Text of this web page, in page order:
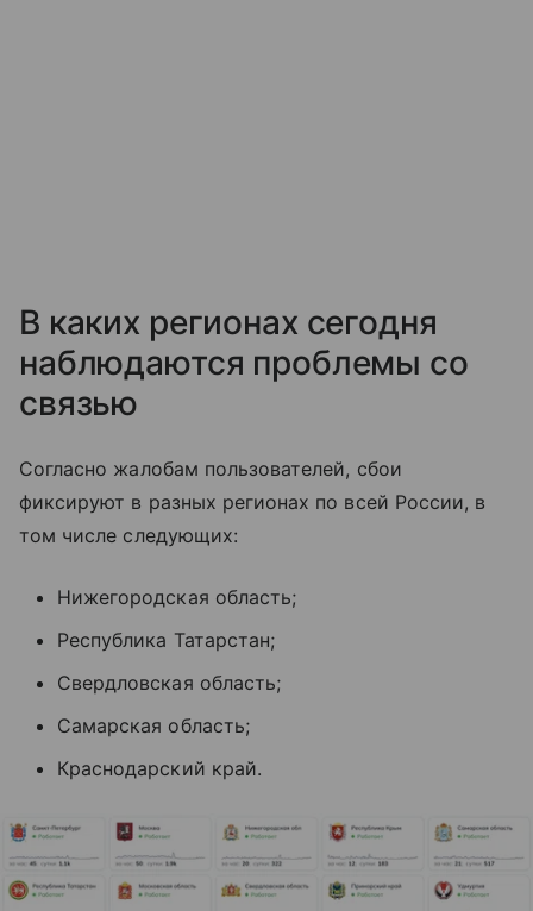
В каких регионах сегодня
наблюдаются проблемы со
связью
Согласно жалобам пользователей, сбои
фиксируют в разных регионах по всей России, в
том числе следующих:
Нижегородская область;
Республика Татарстан;
Свердловская область;
Самарская область;
Краснодарский край.